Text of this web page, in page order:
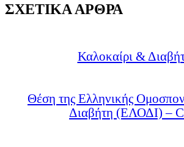
ΣΧΕΤΙΚΑ ΑΡΘΡΑ
Καλοκαίρι &
Θέση της Ελληνικής
Διαβήτη (ΕΛΟΔΙ) –